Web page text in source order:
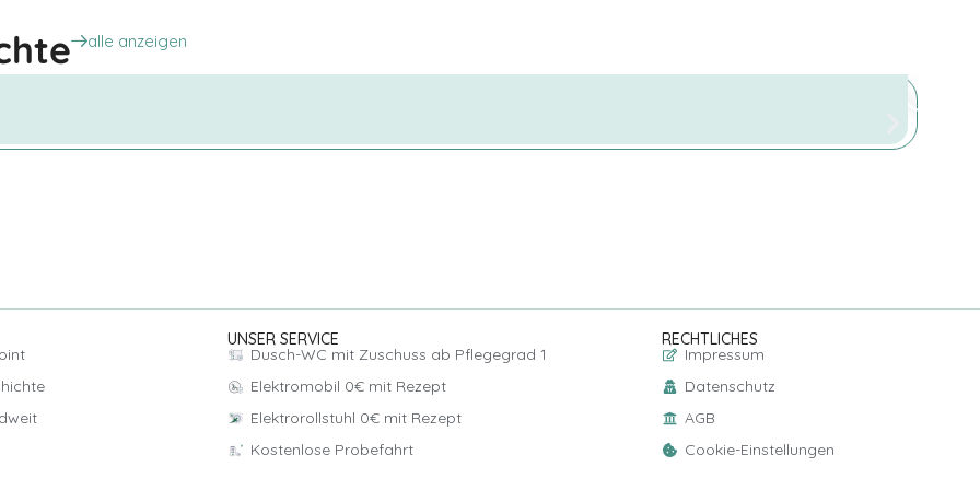
alle anzeigen
UNSER SERVICE
Dusch-WC mit Zuschuss ab Pflegegrad 1
Elektromobil 0€ mit Rezept
Elektrorollstuhl 0€ mit Rezept
Kostenlose Probefahrt
RECHTLICHES
Impressum
Datenschutz
AGB
Cookie-Einstellungen